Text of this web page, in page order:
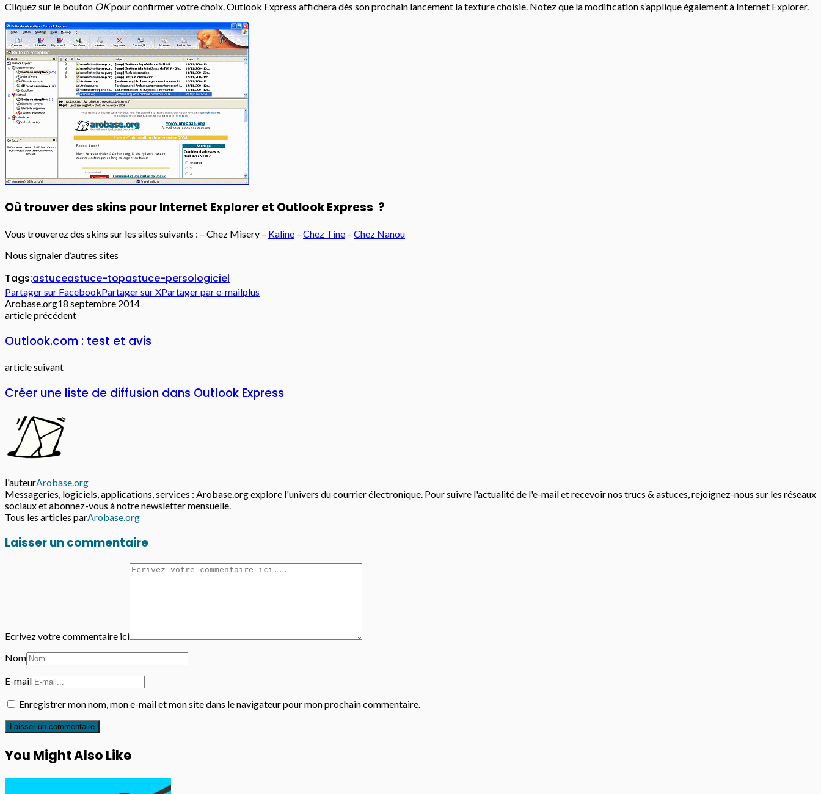
Cliquez sur le bouton OKpour confirmer votre choix. Outlook Express affichera dès son prochain lancement la texture choisie. Notez que la modification s’applique également à Internet Explorer.
Où trouver des skins pour Internet Explorer et Outlook Express ?
Vous trouverez des skins sur les sites suivants : – Chez Misery – Kaline – Chez Tine – Chez Nanou
Nous signaler d’autres sites
Tags:astuceastuce-topastuce-persologiciel
Partager sur FacebookPartager sur XPartager par e-mailplus
Arobase.org18 septembre 2014
article précédent
Outlook.com : test et avis
article suivant
Créer une liste de diffusion dans Outlook Express
l'auteurArobase.org
Messageries, logiciels, applications, services : Arobase.org explore l'univers du courrier électronique. Pour suivre l'actualité de l'e-mail et recevoir nos trucs & astuces, rejoignez-nous sur les réseaux
sociaux et abonnez-vous à notre newsletter mensuelle.
Tous les articles parArobase.org
Laisser un commentaire
Ecrivez votre commentaire ici
Nom
E-mail
Enregistrer mon nom, mon e-mail et mon site dans le navigateur pour mon prochain commentaire.
You Might Also Like